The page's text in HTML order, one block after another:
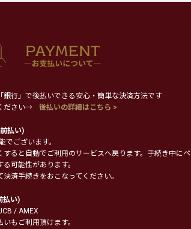
行」で後払いできる安心・簡単な決済方法です
ださい→
後払いの詳細はこちら >
払い)
ございます。
ると自動でご利用のサービスへ戻ります。手続き中にペ
可能性があります。
済手続きをおこなってください。
払い)
/ AMEX
もご利用頂けます。